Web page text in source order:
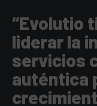
“Evolutio
liderar la
servicios
auténtica